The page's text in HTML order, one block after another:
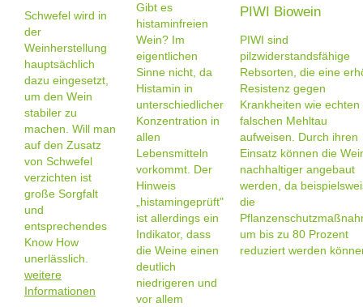
Schwefel wird in
der
Weinherstellung
hauptsächlich
dazu eingesetzt,
um den Wein
stabiler zu
machen. Will man
auf den Zusatz
von Schwefel
verzichten ist
große Sorgfalt
und
entsprechendes
Know How
unerlässlich.
weitere
Informationen
Gibt es
histaminfreien
Wein? Im
eigentlichen
Sinne nicht, da
Histamin in
unterschiedlicher
Konzentration in
allen
Lebensmitteln
vorkommt. Der
Hinweis
„histamingeprüft"
ist allerdings ein
Indikator, dass
die Weine einen
deutlich
niedrigeren und
vor allem
PIWI Biowein
PIWI sind
pilzwiderstandsfähige
Rebsorten, die eine
Resistenz gegen
Krankheiten wie echten
falschen Mehltau
aufweisen. Durch ihren
Einsatz können die
nachhaltiger angebaut
werden, da
die
um bis zu 80 Prozent
reduziert werden